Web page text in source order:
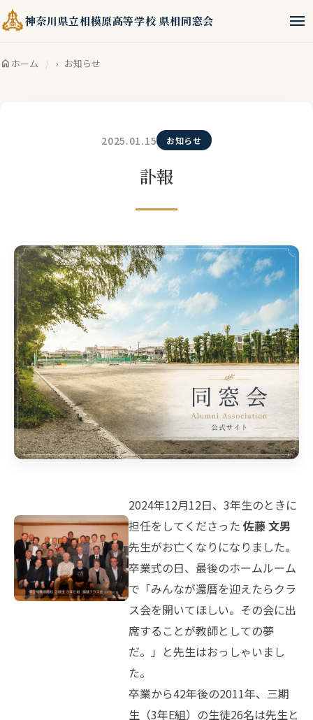
神奈川県立相模原高等学校 県相同窓会 menu
home ホーム お知らせ
2025.01.15 お知らせ
訃報
2024年12月12日、3年生のときに
担任をしてくださった 佐藤 文男
先生がお亡くなりになりました。
卒業式の日、最後のホームルーム
で「みんなが還暦を迎えたらクラ
ス会を開いてほしい。その会に出
席することが教師としての夢
だ。」と先生はおっしゃいまし
た。
卒業から42年後の2011年、三期
生（3年E組）の生徒26名は先生と